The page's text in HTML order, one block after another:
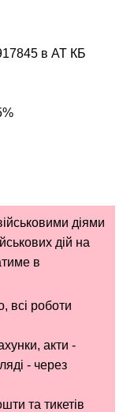
в АТ КБ
діями
дій на
в
всі роботи
акти -
- через
та тикетів